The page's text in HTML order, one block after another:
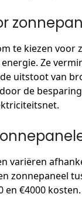
te kiezen voor
Ze
uitstoot van
de
variëren
zonnepaneel
en €4000 kosten.